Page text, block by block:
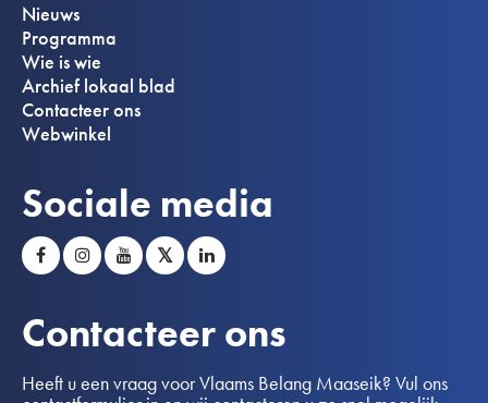
Nieuws
Programma
Wie is wie
Archief lokaal blad
Contacteer ons
Webwinkel
Sociale media
𝕏
Contacteer ons
Heeft u een vraag voor Vlaams Belang Maaseik? Vul ons